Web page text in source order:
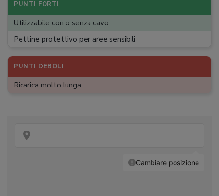
PUNTI FORTI
Utilizzabile con o senza cavo
Pettine protettivo per aree sensibili
PUNTI DEBOLI
Ricarica molto lunga